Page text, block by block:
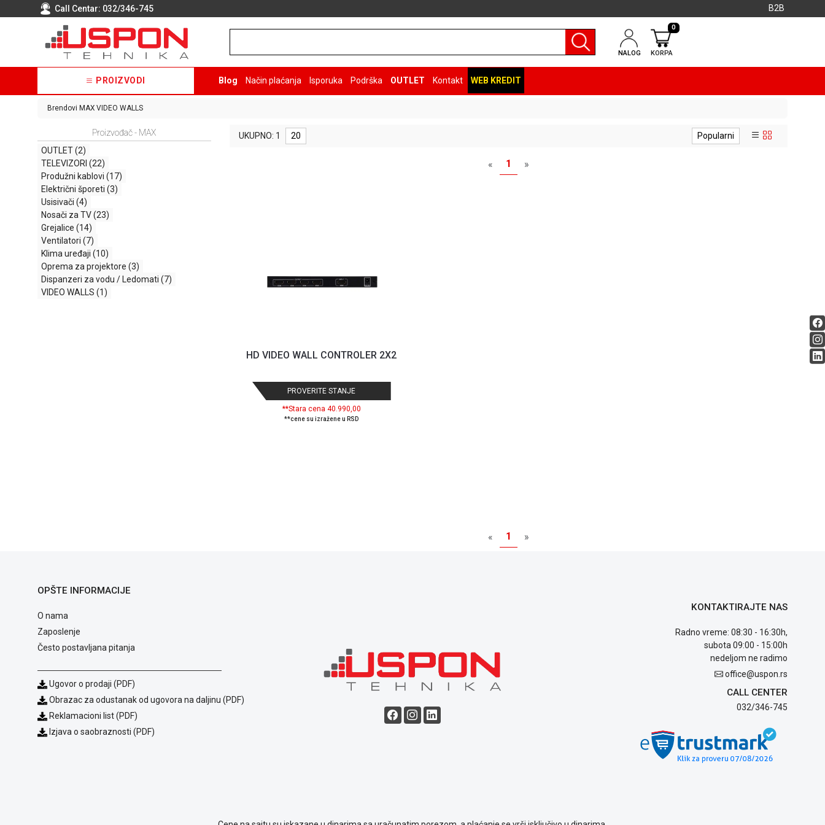
Call Centar: 032/346-745 B2B
NALOG KORPA
0
PROIZVODI Blog Način plaćanja Isporuka Podrška OUTLET Kontakt WEB KREDIT
Brendovi MAXVIDEO WALLS
Proizvođač - MAX
OUTLET (2)
TELEVIZORI (22)
Produžni kablovi (17)
Električni šporeti (3)
Usisivači (4)
Nosači za TV (23)
Grejalice (14)
Ventilatori (7)
Klima uređaji (10)
Oprema za projektore (3)
Dispanzeri za vodu / Ledomati (7)
VIDEO WALLS (1)
UKUPNO: 1 20 Popularni
« 1 »
HD VIDEO WALL CONTROLER 2X2
PROVERITE STANJE
**Stara cena 40.990,00
**cene su izražene u RSD
« 1 »
OPŠTE INFORMACIJE
O nama
Zaposlenje
Često postavljana pitanja
Ugovor o prodaji (PDF)
Obrazac za odustanak od ugovora na daljinu (PDF)
Reklamacioni list (PDF)
Izjava o saobraznosti (PDF)
KONTAKTIRAJTE NAS
Radno vreme: 08:30 - 16:30h,
subota 09:00 - 15:00h
nedeljom ne radimo
office@uspon.rs
CALL CENTER
032/346-745